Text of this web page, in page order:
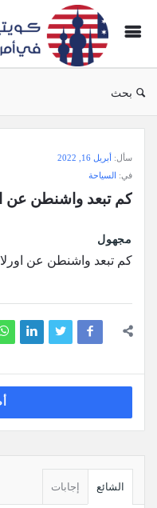
بحث
وجواب
أمريكا
الاحدث
سأل: أبريل 16, 2022
في: السياحة
كم تبعد واشنطن عن
مجهول
كم تبعد واشنطن عن
الجانبيةالشائع إجابات